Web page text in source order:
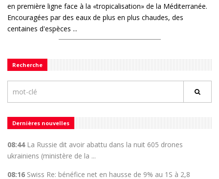
en première ligne face à la «tropicalisation» de la Méditerranée.
Encouragées par des eaux de plus en plus chaudes, des
centaines d'espèces ...
Recherche
Dernières nouvelles
08:44 La Russie dit avoir abattu dans la nuit 605 drones
ukrainiens (ministère de la ...
08:16 Swiss Re: bénéfice net en hausse de 9% au 1S à 2,8